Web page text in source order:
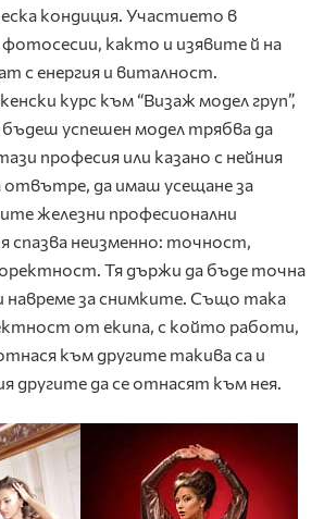
кондиция. Участието в
както и изявите й на
с енергия и виталност.
курс към “Визаж модел груп”,
бъдеш успешен модел трябва да
професия или казано с нейния
отвътре, да имаш усещане за
железни професионални
спазва неизменно: точност,
Тя държи да бъде точна
навреме за снимките. Също така
от екипа, с който работи,
към другите такива са и
другите да се отнасят към нея.